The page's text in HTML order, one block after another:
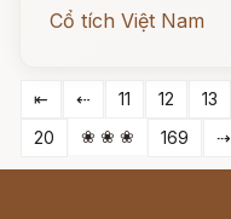
Cổ tích Việt Nam
⇤ ⇠ 11 12 13
20
❀ ❀ ❀ 169 ⇢